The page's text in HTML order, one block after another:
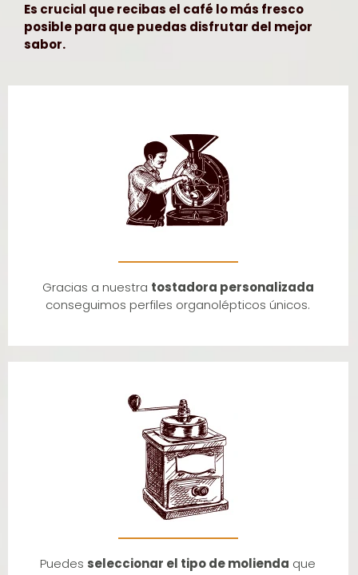
Es crucial que recibas el café lo más fresco
posible para que puedas disfrutar del mejor
sabor.
Gracias a nuestra tostadora personalizada
conseguimos perfiles organolépticos únicos.
Puedes seleccionar el tipo de molienda que